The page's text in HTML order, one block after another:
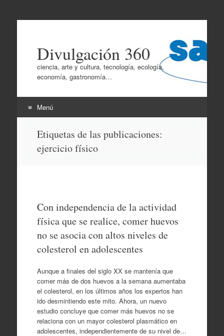
Divulgación 360
ciencia, arte y cultura, tecnología, ecología,
economía, gastronomía…
Menú
contenido
Etiquetas de las publicaciones:
ejercicio físico
Con independencia de la actividad
física que se realice, comer huevos
no se asocia con altos niveles de
colesterol en adolescentes
Aunque a finales del siglo XX se mantenía que
comer más de dos huevos a la semana aumentaba
el colesterol, en los últimos años los expertos han
ido desmintiendo este mito. Ahora, un nuevo
estudio concluye que comer más huevos no se
relaciona con un mayor colesterol plasmático en
adolescentes, independientemente de su nivel de…